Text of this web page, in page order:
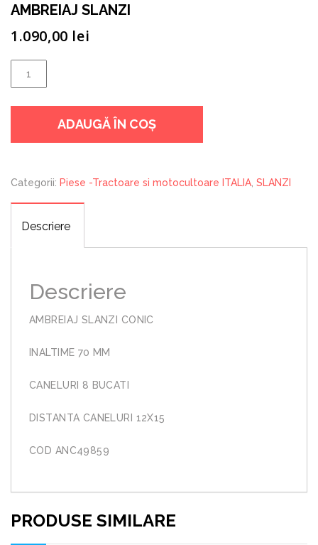
AMBREIAJ SLANZI
1.090,00 lei
AMBREIAJ
SLANZI
ADAUGĂ ÎN COȘ
Categorii: Piese -Tractoare si motocultoare ITALIA SLANZI
Descriere
Descriere
AMBREIAJ SLANZI CONIC
INALTIME 70 MM
CANELURI 8 BUCATI
DISTANTA CANELURI 12X15
COD ANC49859
PRODUSE SIMILARE